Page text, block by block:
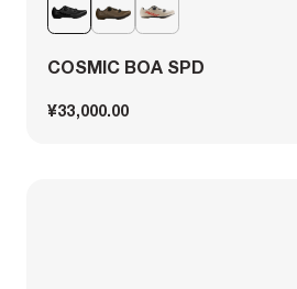
COSMIC BOA SPD
¥33,000.00